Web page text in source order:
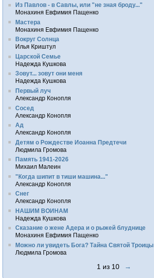
Из Павлов - в Савлы, или "не зная броду..."
Монахиня Евфимия Пащенко
Мастера
Монахиня Евфимия Пащенко
Вокруг Солнца
Илья Криштул
Царской Семье
Надежда Кушкова
Зовут... зовут они меня
Надежда Кушкова
Первый луч
Александр Конопля
Сосед
Александр Конопля
Ад
Александр Конопля
Детям о Рождестве Иоанна Предтечи
Людмила Громова
Память 1941-2026
Михаил Малеин
"Когда шипит в тиши машина..."
Александр Конопля
Снег
Александр Конопля
НАШИМ ВОИНАМ
Надежда Кушкова
Сказание о жене Адера и о рыжей блуднице
Монахиня Евфимия Пащенко
Можно ли увидеть Бога? Тайна Святой Троицы
Людмила Громова
1 из 10 →